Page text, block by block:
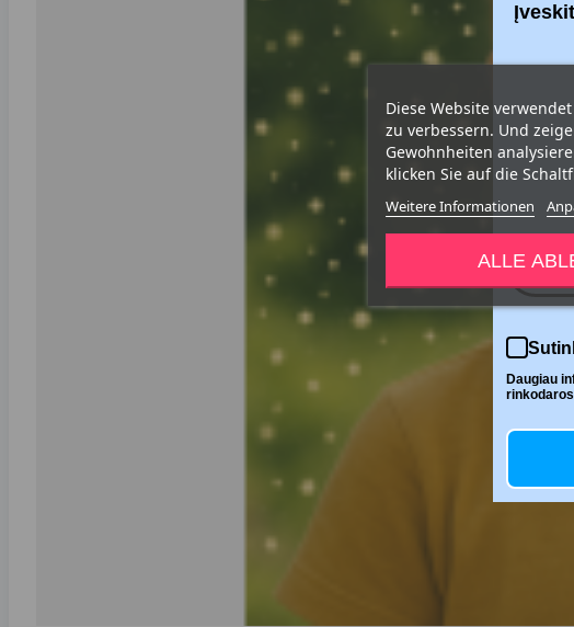
Diese Website
zu verbessern. Und
Gewohnheiten
klicken Sie auf die
Weitere Informationen
ALLE
Daugiau